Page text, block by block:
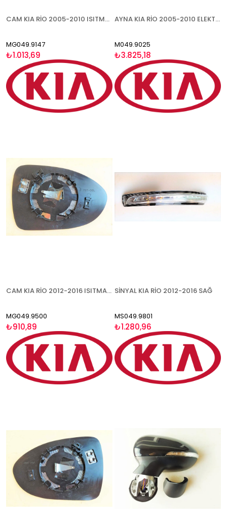
CAM KIA RİO 2005-2010 ISITMALI SAĞ
MG049.9147
₺1.013,69
AYNA KIA RİO 2005-2010 ELEKTRİKLİ BOYANABİLİR ISITMALI SAĞ
M049.9025
₺3.825,18
CAM KIA RİO 2012-2016 ISITMALI SOL
MG049.9500
₺910,89
SİNYAL KIA RİO 2012-2016 SAĞ
MS049.9801
₺1.280,96